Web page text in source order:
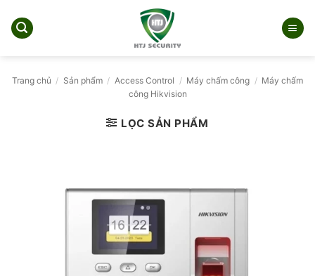
qua
Trang chủ / Sản phẩm / Access Control / Máy chấm công / Máy chấm
công Hikvision
LỌC SẢN PHẨM